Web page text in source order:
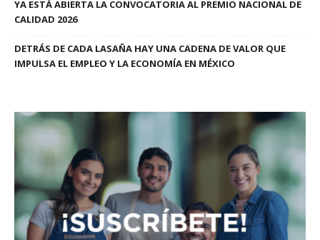
YA ESTÁ ABIERTA LA CONVOCATORIA AL PREMIO NACIONAL DE
CALIDAD 2026
DETRÁS DE CADA LASAÑA HAY UNA CADENA DE VALOR QUE
IMPULSA EL EMPLEO Y LA ECONOMÍA EN MÉXICO